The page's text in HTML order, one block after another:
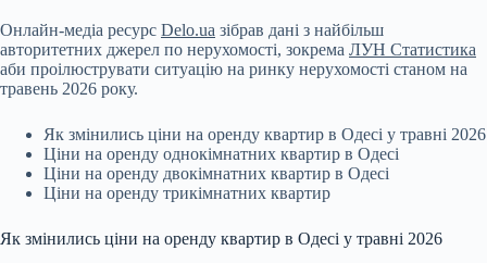
Онлайн-медіа ресурс Delo.ua зібрав дані з найбільш
авторитетних джерел по нерухомості, зокрема ЛУН Статистика
аби проілюструвати ситуацію на ринку нерухомості станом на
травень 2026 року.
Як змінились ціни на оренду квартир в Одесі у травні 2026
Ціни на оренду однокімнатних квартир в Одесі
Ціни на оренду двокімнатних квартир в Одесі
Ціни на оренду трикімнатних квартир
Як змінились ціни на оренду квартир в Одесі у травні 2026